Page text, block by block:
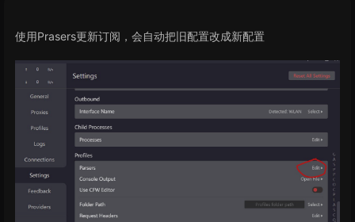
使用Prasers更新订阅，会自动把旧配置改成新配置